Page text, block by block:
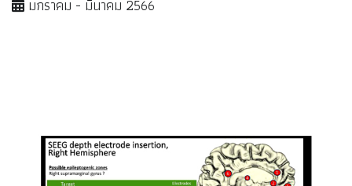
มกราคม - มีนาคม 2566